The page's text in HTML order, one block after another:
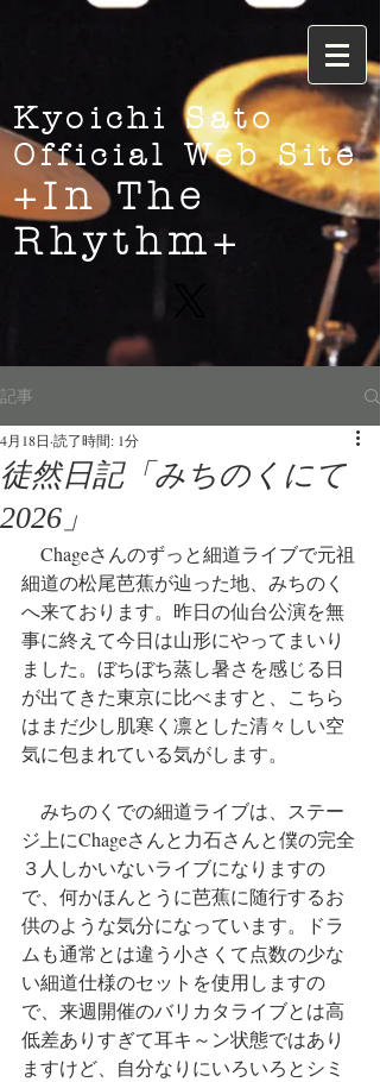
Kyoichi Sato
Official Web Site
+In The
Rhythm+
記事
徒然日記「みちのくにて
2026」
4月18日 読了時間: 1分
Chageさんのずっと細道ライブで元祖
細道の松尾芭蕉が辿った地、みちのく
へ来ております。昨日の仙台公演を無
事に終えて今日は山形にやってまいり
ました。ぼちぼち蒸し暑さを感じる日
が出てきた東京に比べますと、こちら
はまだ少し肌寒く凛とした清々しい空
気に包まれている気がします。
みちのくでの細道ライブは、ステー
ジ上にChageさんと力石さんと僕の完全
３人しかいないライブになりますの
で、何かほんとうに芭蕉に随行するお
供のような気分になっています。ドラ
ムも通常とは違う小さくて点数の少な
い細道仕様のセットを使用しますの
で、来週開催のバリカタライブとは高
低差ありすぎて耳キ～ン状態ではあり
ますけど、自分なりにいろいろとシミ